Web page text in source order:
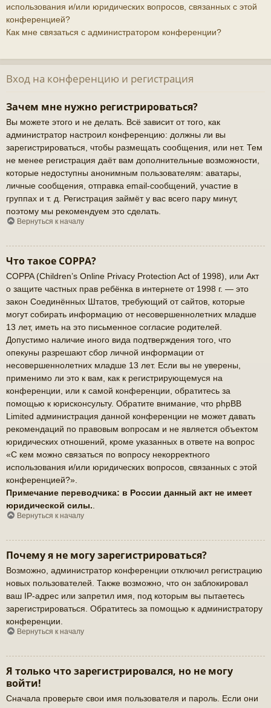
использования и/или юридических вопросов, связанных с этой
конференцией?
Как мне связаться с администратором конференции?
Вход на конференцию и регистрация
Зачем мне нужно регистрироваться?
Вы можете этого и не делать. Всё зависит от того, как
администратор настроил конференцию: должны ли вы
зарегистрироваться, чтобы размещать сообщения, или нет. Тем
не менее регистрация даёт вам дополнительные возможности,
которые недоступны анонимным пользователям: аватары,
личные сообщения, отправка email-сообщений, участие в
группах и т. д. Регистрация займёт у вас всего пару минут,
поэтому мы рекомендуем это сделать.
Вернуться к началу
Что такое COPPA?
COPPA (Children’s Online Privacy Protection Act of 1998), или Акт
о защите частных прав ребёнка в интернете от 1998 г. — это
закон Соединённых Штатов, требующий от сайтов, которые
могут собирать информацию от несовершеннолетних младше
13 лет, иметь на это письменное согласие родителей.
Допустимо наличие иного вида подтверждения того, что
опекуны разрешают сбор личной информации от
несовершеннолетних младше 13 лет. Если вы не уверены,
применимо ли это к вам, как к регистрирующемуся на
конференции, или к самой конференции, обратитесь за
помощью к юрисконсульту. Обратите внимание, что phpBB
Limited администрация данной конференции не может давать
рекомендаций по правовым вопросам и не является объектом
юридических отношений, кроме указанных в ответе на вопрос
«С кем можно связаться по вопросу некорректного
использования и/или юридических вопросов, связанных с этой
конференцией?».
Примечание переводчика: в России данный акт не имеет
юридической силы.
Вернуться к началу
Почему я не могу зарегистрироваться?
Возможно, администратор конференции отключил регистрацию
новых пользователей. Также возможно, что он заблокировал
ваш IP-адрес или запретил имя, под которым вы пытаетесь
зарегистрироваться. Обратитесь за помощью к администратору
конференции.
Вернуться к началу
Я только что зарегистрировался, но не могу
войти!
Сначала проверьте свои имя пользователя и пароль. Если они